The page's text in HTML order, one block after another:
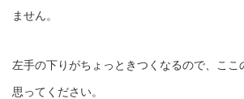
ません。
左手の下りがちょっときつくなるので、ここ
思ってください。